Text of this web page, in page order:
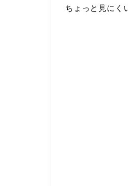
ちょっと見にく